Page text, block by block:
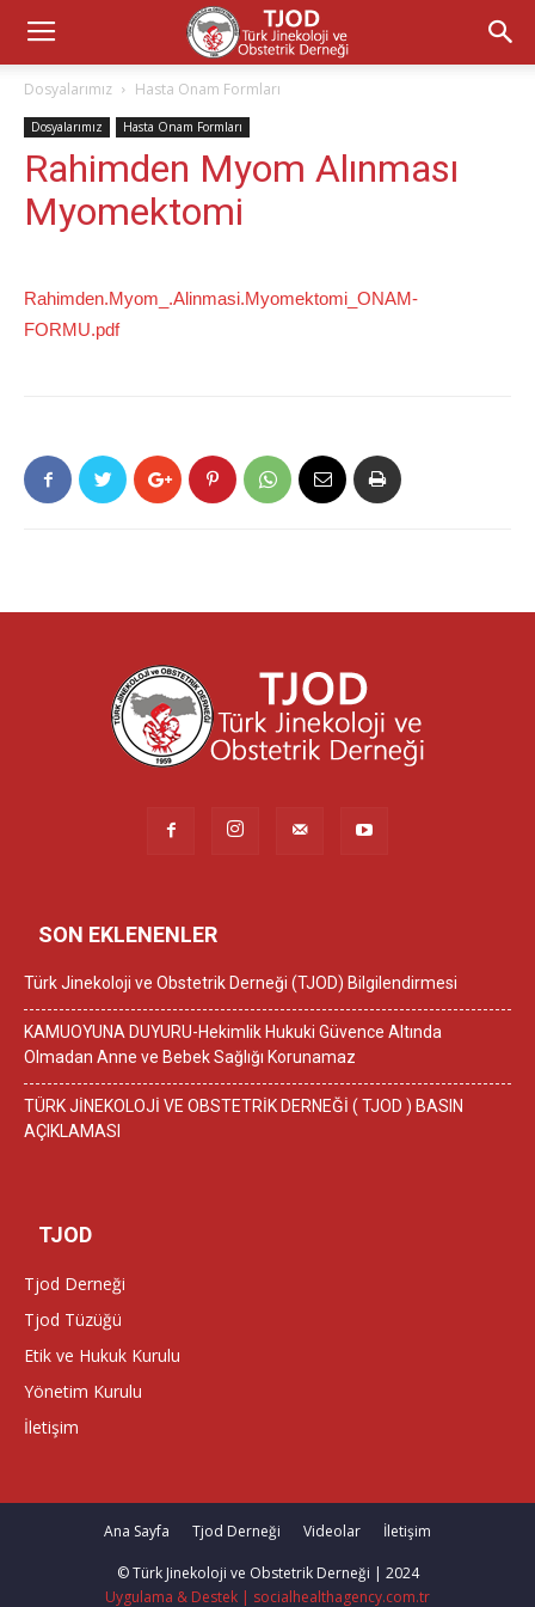
Dosyalarımız Hasta Onam Formları
Dosyalarımız Hasta Onam Formları
Rahimden Myom Alınması
Myomektomi
Rahimden.Myom_.Alinmasi.Myomektomi_ONAM-
FORMU.pdf
SON EKLENENLER
Türk Jinekoloji ve Obstetrik Derneği (TJOD) Bilgilendirmesi
KAMUOYUNA DUYURU-Hekimlik Hukuki Güvence Altında
Olmadan Anne ve Bebek Sağlığı Korunamaz
TÜRK JİNEKOLOJİ VE OBSTETRİK DERNEĞİ ( TJOD ) BASIN
AÇIKLAMASI
TJOD
Tjod Derneği
Tjod Tüzüğü
Etik ve Hukuk Kurulu
Yönetim Kurulu
İletişim
Ana Sayfa Tjod Derneği Videolar İletişim
© Türk Jinekoloji ve Obstetrik Derneği | 2024
Uygulama & Destek | socialhealthagency.com.tr